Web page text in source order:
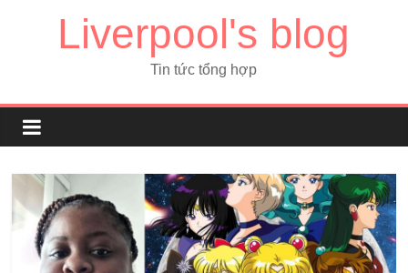
Liverpool's blog
Tin tức tổng hợp